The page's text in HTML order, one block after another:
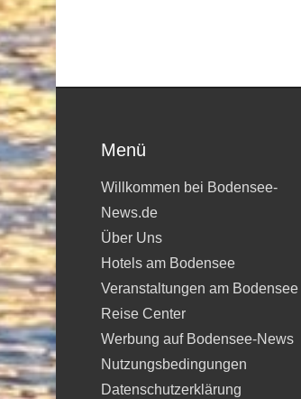
Menü
Willkommen bei Bodensee-
News.de
Über Uns
Hotels am Bodensee
Veranstaltungen am Bodensee
Reise Center
Werbung auf Bodensee-News
Nutzungsbedingungen
Datenschutzerklärung